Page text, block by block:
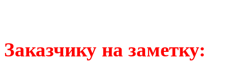
Заказчику на заметку: